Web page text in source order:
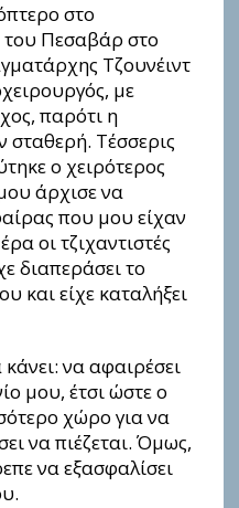
στο
του Πεσαβάρ στο
Τζουνέιντ
με
παρότι η
Τέσσερις
ο χειρότερος
άρχισε να
που μου είχαν
οι τζιχαντιστές
διαπεράσει το
και είχε καταλήξει
να αφαιρέσει
μου, έτσι ώστε ο
χώρο για να
να πιέζεται. Όμως,
να εξασφαλίσει